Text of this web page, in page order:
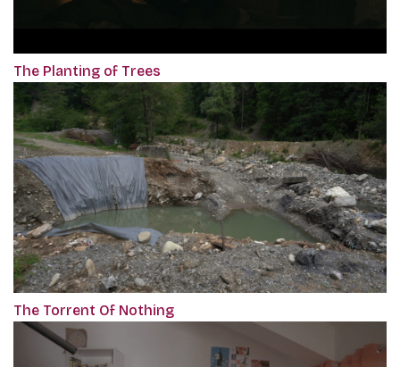
The Planting of Trees
The Torrent Of Nothing